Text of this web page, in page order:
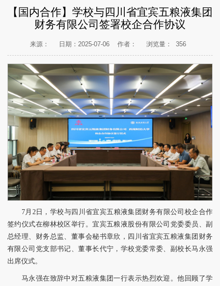
【国内合作】学校与四川省宜宾五粮液集团
财务有限公司签署校企合作协议
来源： 日期：2025-07-06 作者： 浏览量： 356
7月2日，学校与四川省宜宾五粮液集团财务有限公司校企合作
签约仪式在柳林校区举行。宜宾五粮液股份有限公司党委委员、副
总经理、财务总监、董事会秘书章欣，四川省宜宾五粮液集团财务
有限公司党支部书记、董事长代宁，学校党委常委、副校长马永强
出席仪式。
马永强在致辞中对五粮液集团一行表示热烈欢迎。他回顾了学